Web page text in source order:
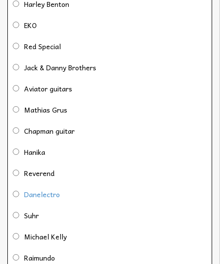
Harley Benton
EKO
Red Special
Jack & Danny Brothers
Aviator guitars
Mathias Grus
Chapman guitar
Hanika
Reverend
Danelectro
Suhr
Michael Kelly
Raimundo